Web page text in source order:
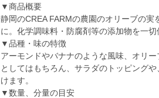
▼商品概要
静岡のCREA FARMの農園のオリーブの
に。化学調味料・防腐剤等の添加物を一
▼品種・味の特徴
アーモンドやバナナのような風味、オリ
としてはもちろん、サラダのトッピング
けます。
▼数量、分量の目安